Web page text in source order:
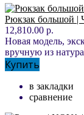
Рюкзак большой |
12,810.00 р.
Новая модель,
вручную из
Купить
в закладки
сравнение